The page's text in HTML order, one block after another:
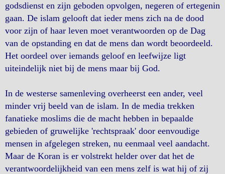
godsdienst en zijn geboden opvolgen, negeren of ertegenin
gaan. De islam gelooft dat ieder mens zich na de dood
voor zijn of haar leven moet verantwoorden op de Dag
van de opstanding en dat de mens dan wordt beoordeeld.
Het oordeel over iemands geloof en leefwijze ligt
uiteindelijk niet bij de mens maar bij God.
In de westerse samenleving overheerst een ander, veel
minder vrij beeld van de islam. In de media trekken
fanatieke moslims die de macht hebben in bepaalde
gebieden of gruwelijke 'rechtspraak' door eenvoudige
mensen in afgelegen streken, nu eenmaal veel aandacht.
Maar de Koran is er volstrekt helder over dat het de
verantwoordelijkheid van een mens zelf is wat hij of zij